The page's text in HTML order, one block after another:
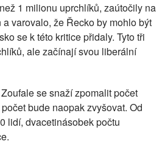
1 milionu uprchlíků, zaútočily na
varovalo, že Řecko by mohlo být
se k této kritice přidaly. Tyto tři
ale začínají svou liberální
se snaží zpomalit počet
bude naopak zvyšovat. Od
lidí, dvacetinásobek počtu